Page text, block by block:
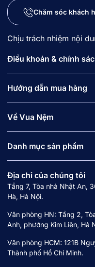
Chăm sóc khách
Chịu trách nhiệm nội
Điều khoản & chính
Hướng dẫn mua hàng
Về Vua Nệm
Danh mục sản phẩm
Địa chỉ của chúng tôi
Tầng 7, Tòa nhà Nhật An,
Hà, Hà Nội.
Văn phòng HN: Tầng 2,
Anh, phường Kim Liên, Hà
Văn phòng HCM: 121B
Thành phố Hồ Chí Minh.